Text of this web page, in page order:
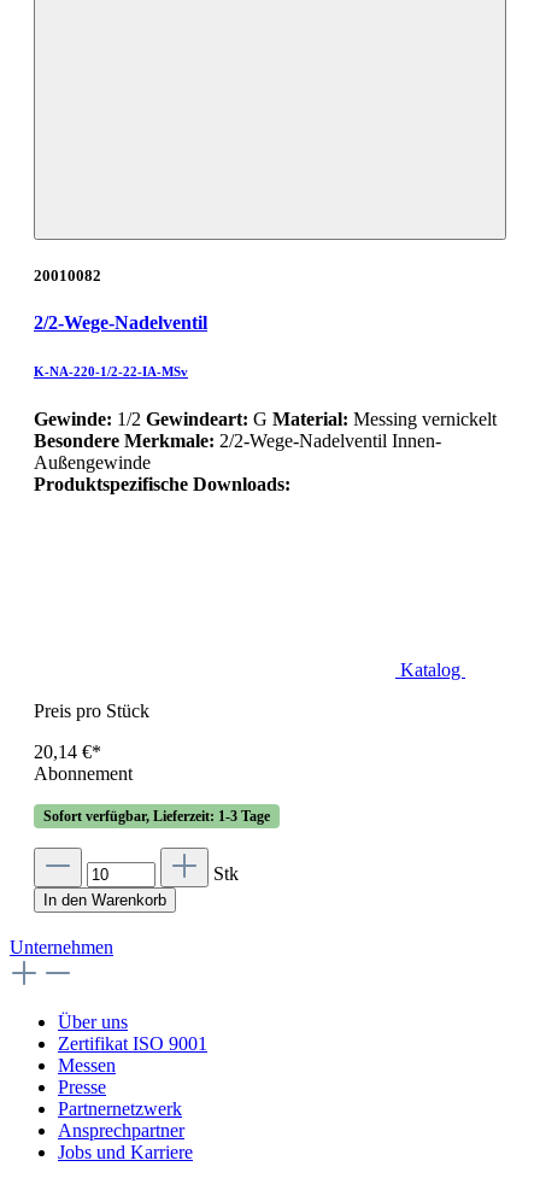
20010082
2/2-Wege-Nadelventil
K-NA-220-1/2-22-IA-MSv
Gewinde: 1/2 Gewindeart: G Material: Messing vernickelt
Besondere Merkmale: 2/2-Wege-Nadelventil Innen-
Außengewinde
Produktspezifische Downloads:
Katalog
Preis pro Stück
20,14 €*
Abonnement
Sofort verfügbar, Lieferzeit: 1-3 Tage
Stk
In den Warenkorb
Unternehmen
Über uns
Zertifikat ISO 9001
Messen
Presse
Partnernetzwerk
Ansprechpartner
Jobs und Karriere